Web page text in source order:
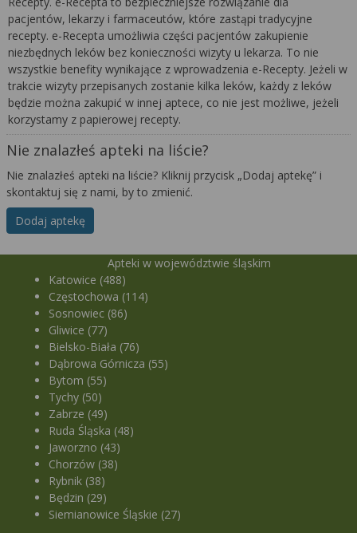
pacjentów, lekarzy i farmaceutów, które zastąpi tradycyjne
recepty. e-Recepta umożliwia części pacjentów zakupienie
niezbędnych leków bez konieczności wizyty u lekarza. To nie
wszystkie benefity wynikające z wprowadzenia e-Recepty. Jeżeli w
trakcie wizyty przepisanych zostanie kilka leków, każdy z leków
będzie można zakupić w innej aptece, co nie jest możliwe, jeżeli
korzystamy z papierowej recepty.
Nie znalazłeś apteki na liście?
Nie znalazłeś apteki na liście? Kliknij przycisk „Dodaj aptekę” i
skontaktuj się z nami, by to zmienić.
Dodaj aptekę
Apteki w województwie śląskim
Katowice (488)
Częstochowa (114)
Sosnowiec (86)
Gliwice (77)
Bielsko-Biała (76)
Dąbrowa Górnicza (55)
Bytom (55)
Tychy (50)
Zabrze (49)
Ruda Śląska (48)
Jaworzno (43)
Chorzów (38)
Rybnik (38)
Będzin (29)
Siemianowice Śląskie (27)